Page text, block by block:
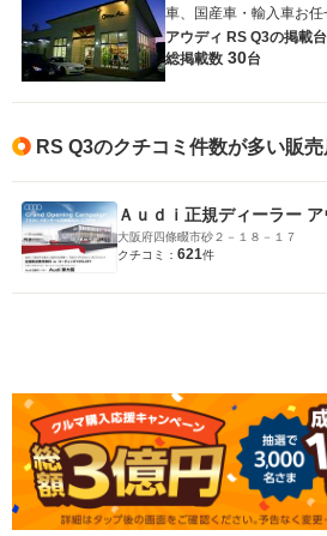
車、国産車・輸入車お任
アウディ RS Q3の掲載
総掲載数 30台
RS Q3のクチコミ件数が多い販売
Ａｕｄｉ正規ディーラー
大阪府四條畷市砂２－１８－１７
クチコミ： 621件